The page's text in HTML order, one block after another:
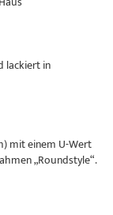
lackiert in
mit einem U-Wert
„Roundstyle“.